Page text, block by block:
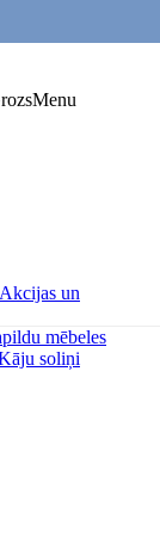
Menu
Akcijas un
mēbeles
soliņi